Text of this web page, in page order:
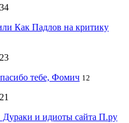
Как Падлов на критику
тебе, Фомич 12
и идиоты сайта П.ру